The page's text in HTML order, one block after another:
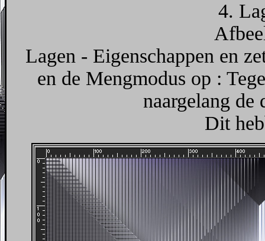
4.
Lagen - Eigenschappen en
en de Mengmodus op :
naargelang de
Dit